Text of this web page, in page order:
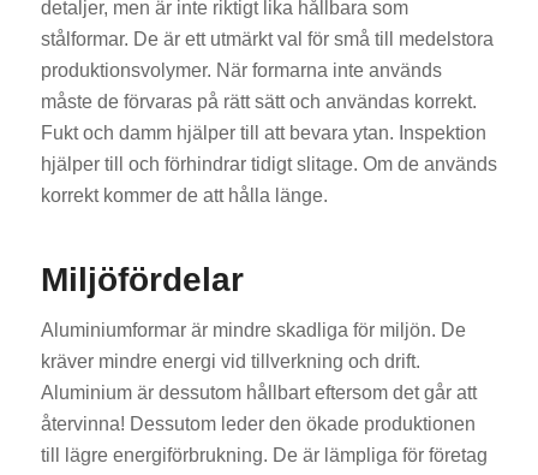
detaljer, men är inte riktigt lika hållbara som
stålformar. De är ett utmärkt val för små till medelstora
produktionsvolymer. När formarna inte används
måste de förvaras på rätt sätt och användas korrekt.
Fukt och damm hjälper till att bevara ytan. Inspektion
hjälper till och förhindrar tidigt slitage. Om de används
korrekt kommer de att hålla länge.
Miljöfördelar
Aluminiumformar är mindre skadliga för miljön. De
kräver mindre energi vid tillverkning och drift.
Aluminium är dessutom hållbart eftersom det går att
återvinna! Dessutom leder den ökade produktionen
till lägre energiförbrukning. De är lämpliga för företag